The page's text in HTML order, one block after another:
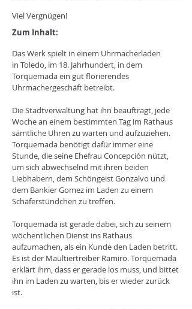
Viel Vergnügen!
Zum Inhalt:
Das Werk spielt in einem Uhrmacherladen
in Toledo, im 18. Jahrhundert, in dem
Torquemada ein gut florierendes
Uhrmachergeschäft betreibt.
Die Stadtverwaltung hat ihn beauftragt, jede
Woche an einem bestimmten Tag im Rathaus
sämtliche Uhren zu warten und aufzuziehen.
Torquemada benötigt dafür immer eine
Stunde, die seine Ehefrau Concepción nützt,
um sich abwechselnd mit ihren beiden
Liebhabern, dem Schöngeist Gonzalvo und
dem Bankier Gomez im Laden zu einem
Schäferstündchen zu treffen.
Torquemada ist gerade dabei, sich zu seinem
wöchentlichen Dienst ins Rathaus
aufzumachen, als ein Kunde den Laden betritt.
Es ist der Maultiertreiber Ramiro. Torquemada
erklärt ihm, dass er gerade los muss, und bittet
ihn im Laden zu warten, bis er wieder zurück
ist.